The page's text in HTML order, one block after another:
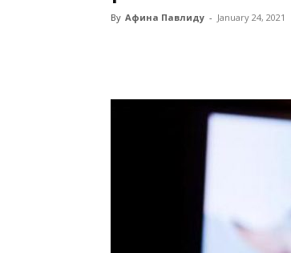
By Афина Павлиду - January 24, 2021